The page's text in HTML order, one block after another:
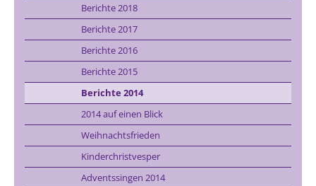
Berichte 2018
Berichte 2017
Berichte 2016
Berichte 2015
Berichte 2014
2014 auf einen Blick
Weihnachtsfrieden
Kinderchristvesper
Adventssingen 2014